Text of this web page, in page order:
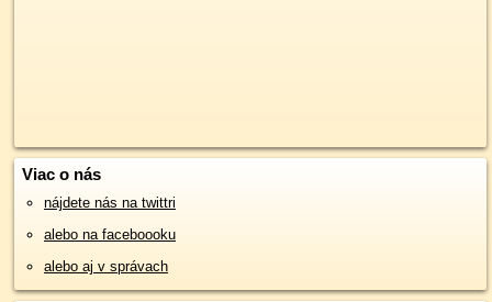
Viac o nás
nájdete nás na twittri
alebo na faceboooku
alebo aj v správach